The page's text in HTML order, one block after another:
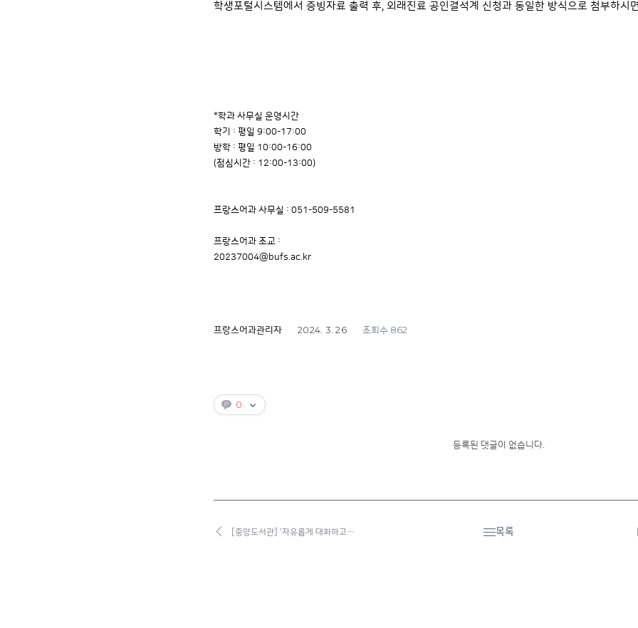
학생포털시스템에서 증빙자료 출력 후, 외래진료 공인결석계 신청과 동일한 방식으로 첨부하시
*학과 사무실 운영시간
학기 : 평일 9:00-17:00
방학 : 평일 10:00-16:00
(점심시간 : 12:00-13:00)
프랑스어과 사무실 : 051-509-5581
프랑스어과 조교 :
20237004@bufs.ac.kr
프랑스어과관리자 2024. 3. 26 조회수 862
0
등록된 댓글이 없습니다.
[중앙도서관] '자유롭게 대화하고… 목록